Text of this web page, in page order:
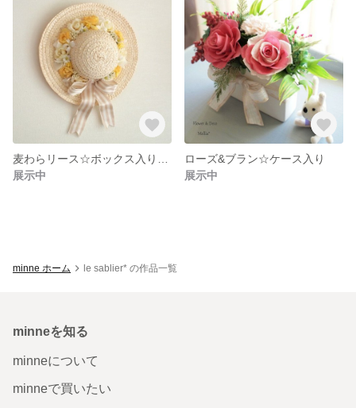
展示中
ローズ&ブラン☆ケース入り
展示中
minne ホーム le sablier* の作品一覧
minneを知る
minneについて
minneで買いたい